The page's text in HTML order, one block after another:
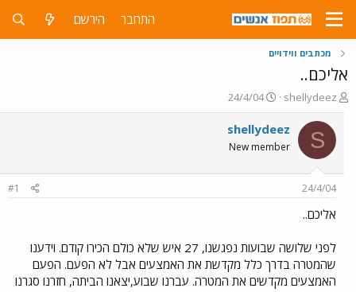
התחבר הירשם
מכתבים ווידויים
אליכם..
פ
ו
ת
ח
ה
ש
א
shellydeez
פ
ו
ר
ס
ם
24/4/04
S
shellydeez
New member
24/4/04
#1
אליכם..
לפני שלושה שבועות נפגשנו, 27 איש שלא כולם הכירו קודם. וידענו
שהמטרה בדרך כלל מקדשת את האמצעים אבל לא הפעם. הפעם
האמצעים מקדשים את המטרה. עברנו שבוע,יצאנו הביתה, חזרנו סגרנו